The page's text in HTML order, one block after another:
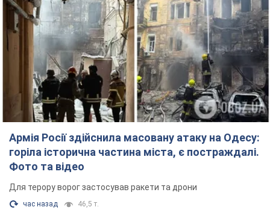
Армія Росії здійснила масовану атаку на Одесу:
горіла історична частина міста, є постраждалі.
Фото та відео
Для терору ворог застосував ракети та дрони
час назад 46,5 т.